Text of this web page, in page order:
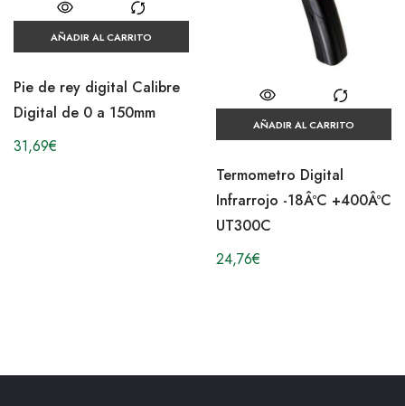
AÑADIR AL CARRITO
Pie de rey digital Calibre
Digital de 0 a 150mm
31,69€
AÑADIR AL CARRITO
Termometro Digital
Infrarrojo -18ÂºC +400ÂºC
UT300C
24,76€